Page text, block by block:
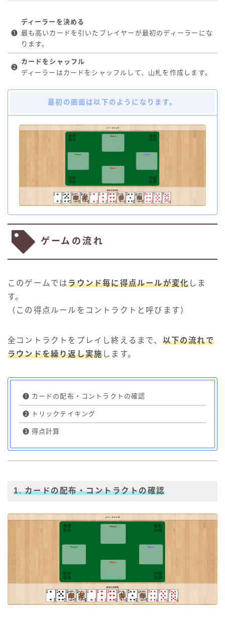
❶
ディーラーを決める
最も高いカードを引いたプレイヤーが最初のディーラーにな
ります。
❷
カードをシャッフル
ディーラーはカードをシャッフルして、山札を作成します。
最初の画面は以下のようになります。
ゲームの流れ
このゲームではラウンド毎に得点ルールが変化 しま
す。
（この得点ルールをコントラクトと呼びます）
全コントラクトをプレイし終えるまで、 以下の流れで
ラウンドを繰り返し実施 します。
❶ カードの配布・コントラクトの確認
❷ トリックテイキング
❸ 得点計算
1. カードの配布・コントラクトの確認